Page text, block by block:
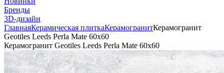
Бренды
3D-дизайн
ГлавнаяКерамическая плиткаКерамогранитКерамогранит
Geotiles Leeds Perla Mate 60x60
Керамогранит Geotiles Leeds Perla Mate 60x60